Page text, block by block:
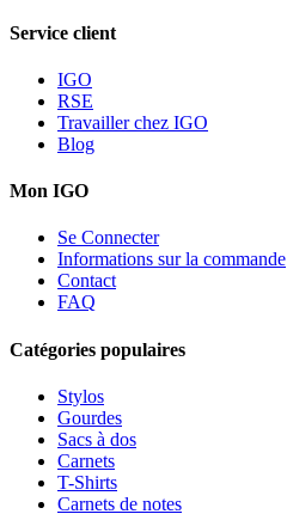
Service client
IGO
RSE
Travailler chez IGO
Blog
Mon IGO
Se Connecter
Informations sur la commande
Contact
FAQ
Catégories populaires
Stylos
Gourdes
Sacs à dos
Carnets
T-Shirts
Carnets de notes